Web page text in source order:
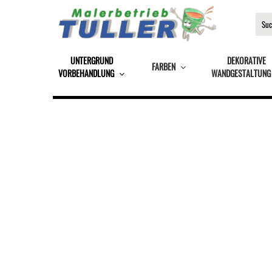
UNTERGRUND
VORBEHANDLUNG
FARBEN
DEKORATIVE
WANDGESTALTUNG